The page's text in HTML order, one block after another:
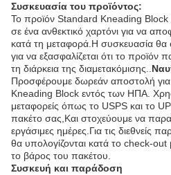
Συσκευασία του προϊόντος:
Το προϊόν Standard Kneading Block
σε ένα ανθεκτικό χαρτόνι για να
κατά τη μεταφορά.Η συσκευασία θα
για να εξασφαλίζεται ότι το προϊόν
τη διάρκεια της διαμετακόμισης..
Προσφέρουμε δωρεάν αποστολή
Kneading Block εντός των ΗΠΑ.
μεταφορείς όπως το USPS και το
πακέτο σας,Και στοχεύουμε να
εργάσιμες ημέρες.Για τις διεθνείς
θα υπολογίζονται κατά το check-
το βάρος του πακέτου.
Συσκευή και παράδοση